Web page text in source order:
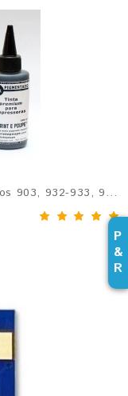
Conjunto Tintas Premium p/ HP, tinteiros 903, 932-933, 934-935, 940, 942, 950-951, 953 (Preto, Magenta, Amarelo e Ciano) pigmentado. 4 x 100 ml
P
&
R